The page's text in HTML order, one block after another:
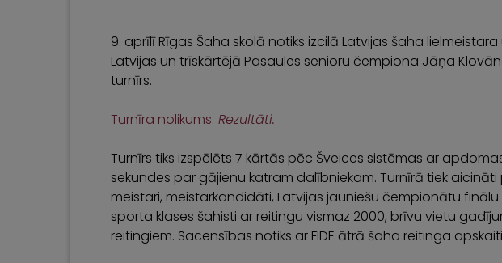
9. aprīlī Rīgas Šaha skolā notiks izcilā Latvijas šaha
Latvijas un trīskārtējā Pasaules senioru čempiona Jāņa
turnīrs.
Turnīra nolikums. Rezultāti.
Turnīrs tiks izspēlēts 7 kārtās pēc Šveices sistēmas ar
sekundes par gājienu katram dalībniekam. Turnīrā tiek aicināti
meistari, meistarkandidāti, Latvijas jauniešu čempionātu
sporta klases šahisti ar reitingu vismaz 2000, brīvu vietu
reitingiem. Sacensības notiks ar FIDE ātrā šaha reitinga